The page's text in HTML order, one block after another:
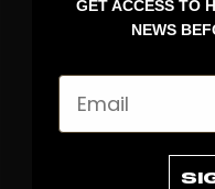
GET ACCESS TO
NEWS